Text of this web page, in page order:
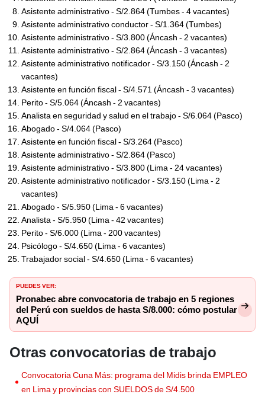
Asistente administrativo - S/2.864 (Tumbes - 4 vacantes)
Asistente administrativo conductor - S/1.364 (Tumbes)
Asistente administrativo - S/3.800 (Áncash - 2 vacantes)
Asistente administrativo - S/2.864 (Áncash - 3 vacantes)
Asistente administrativo notificador - S/3.150 (Áncash - 2
vacantes)
Asistente en función fiscal - S/4.571 (Áncash - 3 vacantes)
Perito - S/5.064 (Áncash - 2 vacantes)
Analista en seguridad y salud en el trabajo - S/6.064 (Pasco)
Abogado - S/4.064 (Pasco)
Asistente en función fiscal - S/3.264 (Pasco)
Asistente administrativo - S/2.864 (Pasco)
Asistente administrativo - S/3.800 (Lima - 24 vacantes)
Asistente administrativo notificador - S/3.150 (Lima - 2
vacantes)
Abogado - S/5.950 (Lima - 6 vacantes)
Analista - S/5.950 (Lima - 42 vacantes)
Perito - S/6.000 (Lima - 200 vacantes)
Psicólogo - S/4.650 (Lima - 6 vacantes)
Trabajador social - S/4.650 (Lima - 6 vacantes)
PUEDES VER:
Pronabec abre convocatoria de trabajo en 5 regiones
del Perú con sueldos de hasta S/8.000: cómo postular
AQUÍ
Otras convocatorias de trabajo
Convocatoria Cuna Más: programa del Midis brinda EMPLEO
en Lima y provincias con SUELDOS de S/4.500